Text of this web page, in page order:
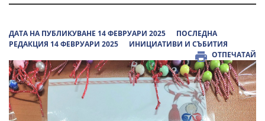
ДАТА НА ПУБЛИКУВАНЕ 14 ФЕВРУАРИ 2025
ПОСЛЕДНА
РЕДАКЦИЯ 14 ФЕВРУАРИ 2025
ИНИЦИАТИВИ И СЪБИТИЯ
ОТПЕЧАТАЙ